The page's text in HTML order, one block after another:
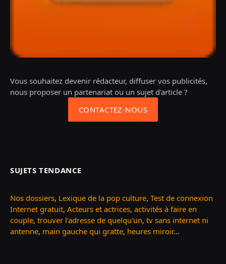
Vous souhaitez devenir rédacteur, diffuser vos publicités,
nous proposer un partenariat ou un sujet d'article ?
CONTACTEZ-NOUS
SUJETS TENDANCE
Nos dossiers, Lexique de la pop culture, Test de connexion
Internet gratuit, Acteurs et actrices, activités à faire en
couple, trouver l'adresse de quelqu'un, tv sans internet ni
antenne, main gauche qui gratte, heures miroir...